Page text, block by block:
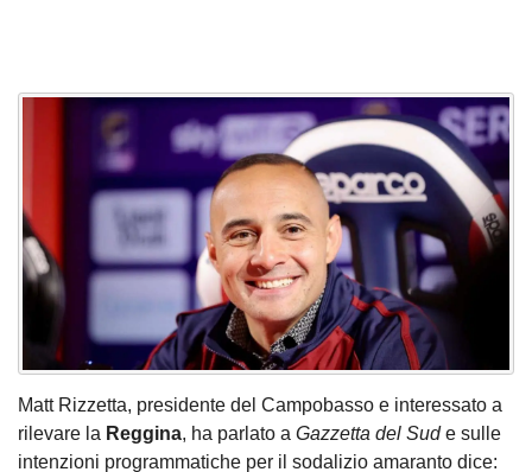
Matt Rizzetta, presidente del Campobasso e interessato a
rilevare la Reggina, ha parlato a Gazzetta del Sude sulle
intenzioni programmatiche per il sodalizio amaranto dice: